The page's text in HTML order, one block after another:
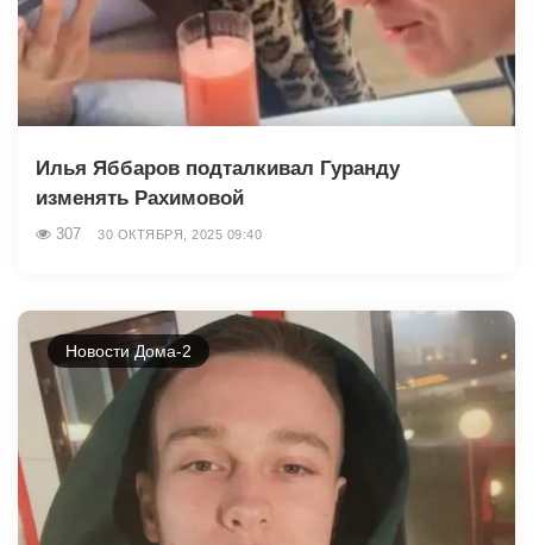
Илья Яббаров подталкивал Гуранду
изменять Рахимовой
307 30 ОКТЯБРЯ, 2025 09:40
Новости Дома-2